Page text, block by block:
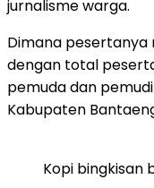
jurnalisme warga.
Dimana
dengan total
pemuda dan
Kabupaten
Kopi bingkisan